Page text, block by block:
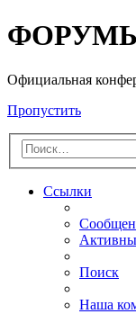
ФОРУМЫ
Официальная
Пропустить
Ссылки
Поиск
Наша